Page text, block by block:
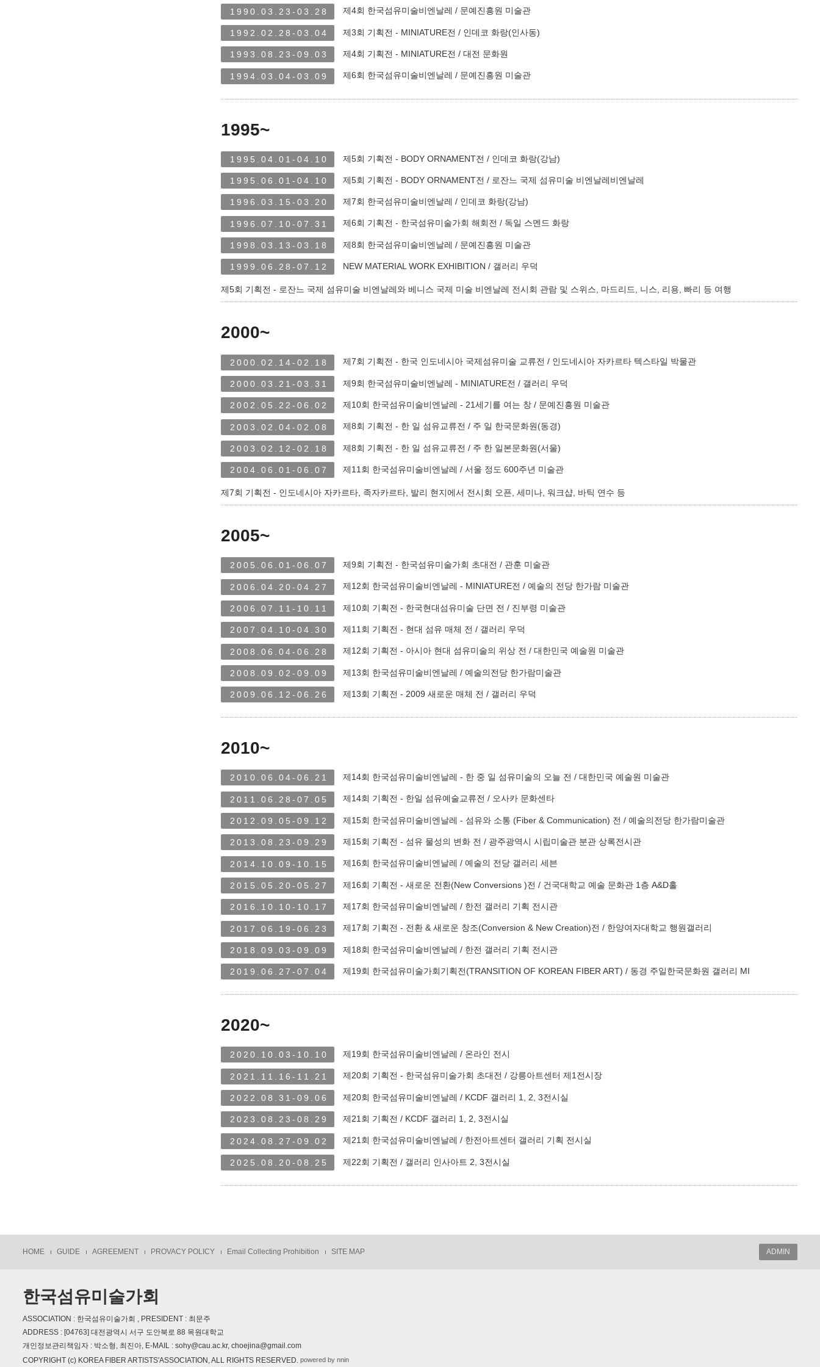
1990.03.23-03.28 제4회 한국섬유미술비엔날레 / 문예진흥원 미술관
1992.02.28-03.04 제3회 기획전 - MINIATURE전 / 인데코 화랑(인사동)
1993.08.23-09.03 제4회 기획전 - MINIATURE전 / 대전 문화원
1994.03.04-03.09 제6회 한국섬유미술비엔날레 / 문예진흥원 미술관
1995~
1995.04.01-04.10 제5회 기획전 - BODY ORNAMENT전 / 인데코 화랑(강남)
1995.06.01-04.10 제5회 기획전 - BODY ORNAMENT전 / 로잔느 국제 섬유미술 비엔날레비엔날레
1996.03.15-03.20 제7회 한국섬유미술비엔날레 / 인데코 화랑(강남)
1996.07.10-07.31 제6회 기획전 - 한국섬유미술가회 해회전 / 독일 스멘드 화랑
1998.03.13-03.18 제8회 한국섬유미술비엔날레 / 문예진흥원 미술관
1999.06.28-07.12 NEW MATERIAL WORK EXHIBITION / 갤러리 우덕
제5회 기획전 - 로잔느 국제 섬유미술 비엔날레와 베니스 국제 미술 비엔날레 전시회 관람 및 스위스, 마드리드, 니스, 리용, 빠리 등 여행
2000~
2000.02.14-02.18 제7회 기획전 - 한국 인도네시아 국제섬유미술 교류전 / 인도네시아 자카르타 텍스타일 박물관
2000.03.21-03.31 제9회 한국섬유미술비엔날레 - MINIATURE전 / 갤러리 우덕
2002.05.22-06.02 제10회 한국섬유미술비엔날레 - 21세기를 여는 창 / 문예진흥원 미술관
2003.02.04-02.08 제8회 기획전 - 한 일 섬유교류전 / 주 일 한국문화원(동경)
2003.02.12-02.18 제8회 기획전 - 한 일 섬유교류전 / 주 한 일본문화원(서울)
2004.06.01-06.07 제11회 한국섬유미술비엔날레 / 서울 정도 600주년 미술관
제7회 기획전 - 인도네시아 자카르타, 족자카르타, 발리 현지에서 전시회 오픈, 세미나, 워크샵, 바틱 연수 등
2005~
2005.06.01-06.07 제9회 기획전 - 한국섬유미술가회 초대전 / 관훈 미술관
2006.04.20-04.27 제12회 한국섬유미술비엔날레 - MINIATURE전 / 예술의 전당 한가람 미술관
2006.07.11-10.11 제10회 기획전 - 한국현대섬유미술 단면 전 / 진부령 미술관
2007.04.10-04.30 제11회 기획전 - 현대 섬유 매체 전 / 갤러리 우덕
2008.06.04-06.28 제12회 기획전 - 아시아 현대 섬유미술의 위상 전 / 대한민국 예술원 미술관
2008.09.02-09.09 제13회 한국섬유미술비엔날레 / 예술의전당 한가람미술관
2009.06.12-06.26 제13회 기획전 - 2009 새로운 매체 전 / 갤러리 우덕
2010~
2010.06.04-06.21 제14회 한국섬유미술비엔날레 - 한 중 일 섬유미술의 오늘 전 / 대한민국 예술원 미술관
2011.06.28-07.05 제14회 기획전 - 한일 섬유예술교류전 / 오사카 문화센타
2012.09.05-09.12 제15회 한국섬유미술비엔날레 - 섬유와 소통 (Fiber & Communication) 전 / 예술의전당 한가람미술관
2013.08.23-09.29 제15회 기획전 - 섬유 물성의 변화 전 / 광주광역시 시립미술관 분관 상록전시관
2014.10.09-10.15 제16회 한국섬유미술비엔날레 / 예술의 전당 갤러리 세븐
2015.05.20-05.27 제16회 기획전 - 새로운 전환(New Conversions )전 / 건국대학교 예술 문화관 1층 A&D홀
2016.10.10-10.17 제17회 한국섬유미술비엔날레 / 한전 갤러리 기획 전시관
2017.06.19-06.23 제17회 기획전 - 전환 & 새로운 창조(Conversion & New Creation)전 / 한양여자대학교 행원갤러리
2018.09.03-09.09 제18회 한국섬유미술비엔날레 / 한전 갤러리 기획 전시관
2019.06.27-07.04 제19회 한국섬유미술가회기획전(TRANSITION OF KOREAN FIBER ART) / 동경 주일한국문화원 갤러리 MI
2020~
2020.10.03-10.10 제19회 한국섬유미술비엔날레 / 온라인 전시
2021.11.16-11.21 제20회 기획전 - 한국섬유미술가회 초대전 / 강릉아트센터 제1전시장
2022.08.31-09.06 제20회 한국섬유미술비엔날레 / KCDF 갤러리 1, 2, 3전시실
2023.08.23-08.29 제21회 기획전 / KCDF 갤러리 1, 2, 3전시실
2024.08.27-09.02 제21회 한국섬유미술비엔날레 / 한전아트센터 갤러리 기획 전시실
2025.08.20-08.25 제22회 기획전 / 갤러리 인사아트 2, 3전시실
HOME GUIDE AGREEMENT PROVACY POLICY Email Collecting Prohibition SITE MAP ADMIN
한국섬유미술가회
ASSOCIATION : 한국섬유미술가회 , PRESIDENT : 최문주
ADDRESS : [04763] 대전광역시 서구 도안북로 88 목원대학교
개인정보관리책임자 : 박소형, 최진아, E-MAIL : sohy@cau.ac.kr, choejina@gmail.com
COPYRIGHT (c) KOREA FIBER ARTISTS'ASSOCIATION, ALL RIGHTS RESERVED. powered by nnin